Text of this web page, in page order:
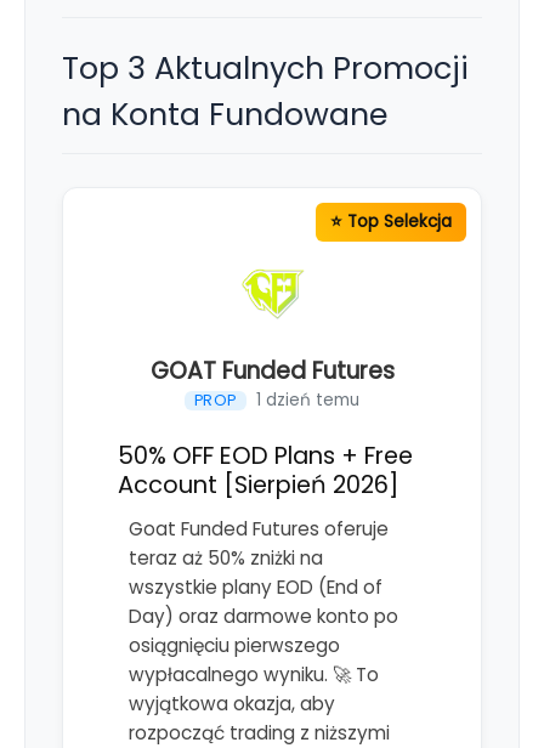
Top 3 Aktualnych Promocji
na Konta Fundowane
GOAT Funded Futures
PROP 1 dzień temu
50% OFF EOD Plans + Free
Account [Sierpień 2026]
Goat Funded Futures oferuje
teraz aż 50% zniżki na
wszystkie plany EOD (End of
Day) oraz darmowe konto po
osiągnięciu pierwszego
wypłacalnego wyniku. 🚀 To
wyjątkowa okazja, aby
rozpocząć trading z niższymi